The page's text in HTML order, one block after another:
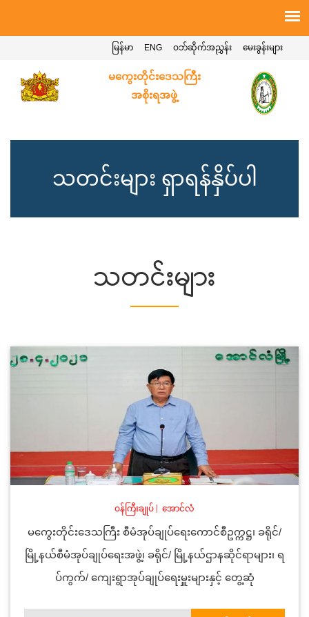
မေးခွန်းများ
ဝဘ်ဆိုက်အညွှန်း
ENG
မြန်မာ
မကွေးတိုင်းဒေသကြီး
အစိုးရအဖွဲ့
သတင်းများ ရှာရန်နှိပ်ပါ
သတင်းများ
ဝန်ကြီးချုပ် အောင်လံ
မကွေးတိုင်းဒေသကြီး စီမံအုပ်ချုပ်ရေးကောင်စီဥက္ကဋ္ဌ၊ ခရိုင်/
မြို့နယ်စီမံအုပ်ချုပ်ရေးအဖွဲ့၊ ခရိုင်/ မြို့နယ်ဌာနဆိုင်ရာများ၊ ရ
ပ်ကွက်/ ကျေးရွာအုပ်ချုပ်ရေးမှူးများနှင့် တွေ့ဆုံ